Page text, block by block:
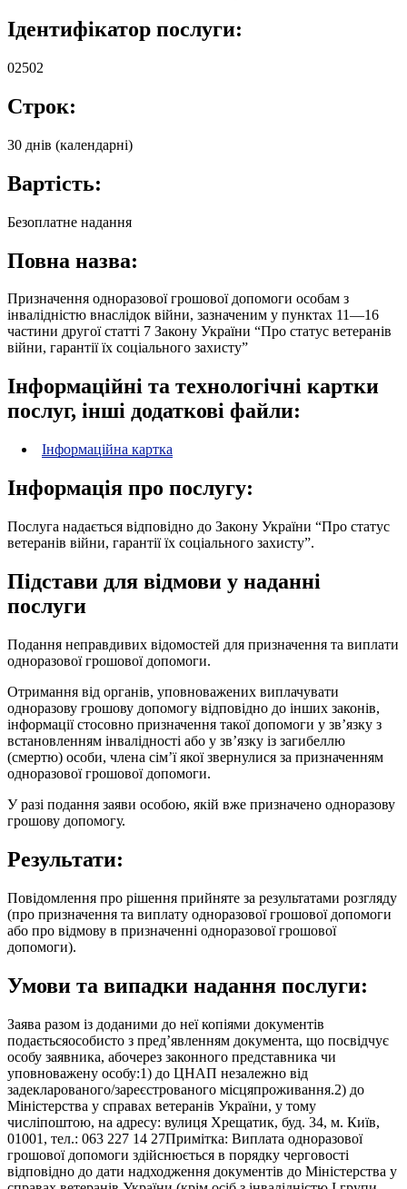
Ідентифікатор послуги:
02502
Строк:
30 днів (календарні)
Вартість:
Безоплатне надання
Повна назва:
Призначення одноразової грошової допомоги особам з
інвалідністю внаслідок війни, зазначеним у пунктах 11—16
частини другої статті 7 Закону України “Про статус ветеранів
війни, гарантії їх соціального захисту”
Інформаційні та технологічні картки
послуг, інші додаткові файли:
Інформаційна картка
Інформація про послугу:
Послуга надається відповідно до Закону України “Про статус
ветеранів війни, гарантії їх соціального захисту”.
Підстави для відмови у наданні
послуги
Подання неправдивих відомостей для призначення та виплати
одноразової грошової допомоги.
Отримання від органів, уповноважених виплачувати
одноразову грошову допомогу відповідно до інших законів,
інформації стосовно призначення такої допомоги у зв’язку з
встановленням інвалідності або у зв’язку із загибеллю
(смертю) особи, члена сім’ї якої звернулися за призначенням
одноразової грошової допомоги.
У разі подання заяви особою, якій вже призначено одноразову
грошову допомогу.
Результати:
Повідомлення про рішення прийняте за результатами розгляду
(про призначення та виплату одноразової грошової допомоги
або про відмову в призначенні одноразової грошової
допомоги).
Умови та випадки надання послуги:
Заява разом із доданими до неї копіями документів
подаєтьсяособисто з пред’явленням документа, що посвідчує
особу заявника, абочерез законного представника чи
уповноважену особу:1) до ЦНАП незалежно від
задекларованого/зареєстрованого місцяпроживання.2) до
Міністерства у справах ветеранів України, у тому
числіпоштою, на адресу: вулиця Хрещатик, буд. 34, м. Київ,
01001, тел.: 063 227 14 27Примітка: Виплата одноразової
грошової допомоги здійснюється в порядку черговості
відповідно до дати надходження документів до Міністерства у